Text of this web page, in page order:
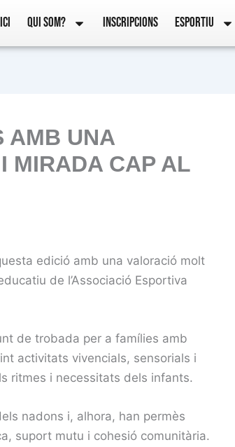
QUI SOM? INSCRIPCIONS ESPORTIU
AMB UNA
MIRADA CAP AL
edició amb una valoració molt
de l’Associació Esportiva
de trobada per a famílies amb
activitats vivencials, sensorials i
ritmes i necessitats dels infants.
nadons i, alhora, han permès
suport mutu i cohesió comunitària.